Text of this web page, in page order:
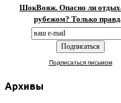
ШокВояж. Опасно ли
рубежом? Только
Подписаться письмом
Архивы